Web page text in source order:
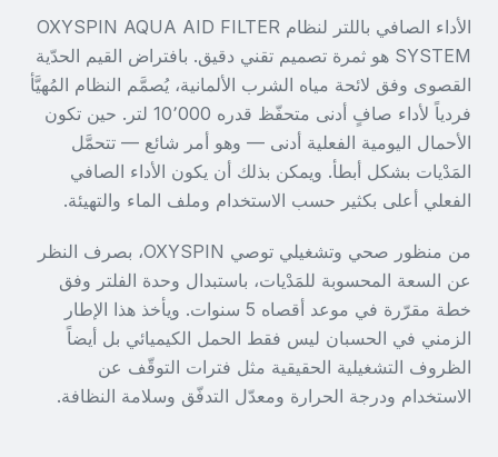
الأداء الصافي باللتر لنظام OXYSPIN AQUA AID FILTER
SYSTEM هو ثمرة تصميم تقني دقيق. بافتراض القيم الحدّية
القصوى وفق لائحة مياه الشرب الألمانية، يُصمَّم النظام المُهيَّأ
فردياً لأداء صافٍ أدنى متحفّظ قدره 10٬000 لتر. حين تكون
الأحمال اليومية الفعلية أدنى — وهو أمر شائع — تتحمَّل
المَدْيات بشكل أبطأ. ويمكن بذلك أن يكون الأداء الصافي
الفعلي أعلى بكثير حسب الاستخدام وملف الماء والتهيئة.
من منظور صحي وتشغيلي توصي OXYSPIN، بصرف النظر
عن السعة المحسوبة للمَدْيات، باستبدال وحدة الفلتر وفق
خطة مقرّرة في موعد أقصاه 5 سنوات. ويأخذ هذا الإطار
الزمني في الحسبان ليس فقط الحمل الكيميائي بل أيضاً
الظروف التشغيلية الحقيقية مثل فترات التوقّف عن
الاستخدام ودرجة الحرارة ومعدّل التدفّق وسلامة النظافة.